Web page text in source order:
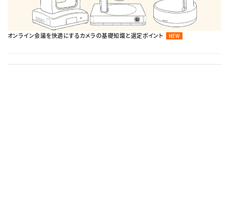
オンライン会議を快適にするカメラの基礎知識と選定ポイント NEW